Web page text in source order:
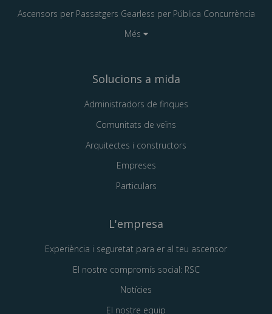
Ascensors per Passatgers Gearless per Pública Concurrència
Més
Solucions a mida
Administradors de finques
Comunitats de veïns
Arquitectes i constructors
Empreses
Particulars
L'empresa
Experiència i seguretat para er al teu ascensor
El nostre compromís social: RSC
Notícies
El nostre equip